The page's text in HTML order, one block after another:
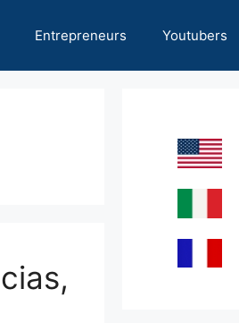
Entrepreneurs Youtubers